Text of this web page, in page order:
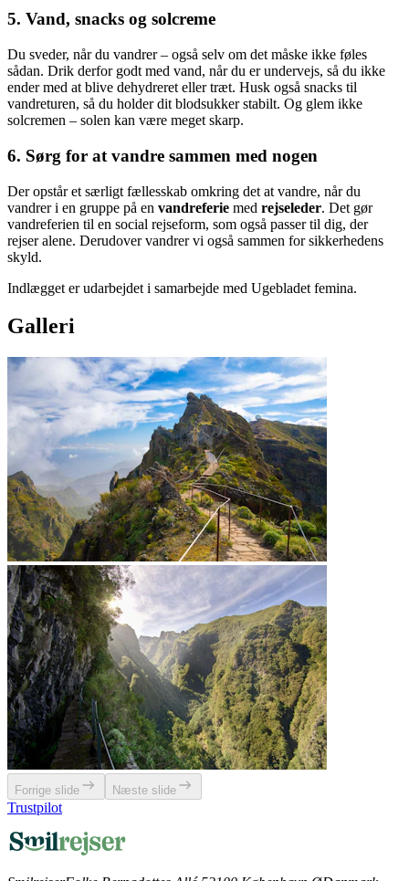
5. Vand, snacks og solcreme
Du sveder, når du vandrer – også selv om det måske ikke føles
sådan. Drik derfor godt med vand, når du er undervejs, så du ikke
ender med at blive dehydreret eller træt. Husk også snacks til
vandreturen, så du holder dit blodsukker stabilt. Og glem ikke
solcremen – solen kan være meget skarp.
6. Sørg for at vandre sammen med nogen
Der opstår et særligt fællesskab omkring det at vandre, når du
vandrer i en gruppe på en vandreferie med rejseleder. Det gør
vandreferien til en social rejseform, som også passer til dig, der
rejser alene. Derudover vandrer vi også sammen for sikkerhedens
skyld.
Indlægget er udarbejdet i samarbejde med Ugebladet femina.
Galleri
Forrige slide Næste slide
Trustpilot